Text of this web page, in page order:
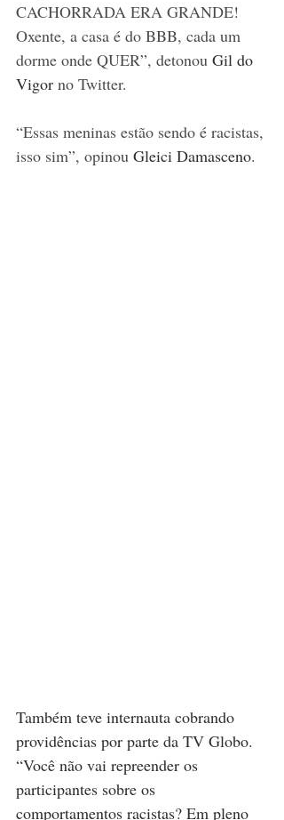
CACHORRADA ERA GRANDE!
Oxente, a casa é do BBB, cada um
dorme onde QUER”, detonou Gil do
Vigor no Twitter.
“Essas meninas estão sendo é racistas,
isso sim”, opinou Gleici Damasceno.
Também teve internauta cobrando
providências por parte da TV Globo.
“Você não vai repreender os
participantes sobre os
comportamentos racistas? Em pleno